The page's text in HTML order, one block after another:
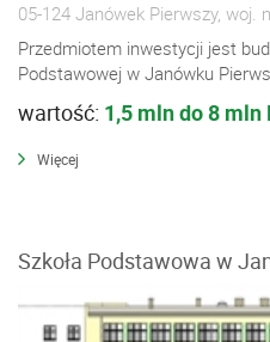
05-124 Janówek Pierwszy, woj.
Przedmiotem inwestycji jest
Podstawowej w Janówku
wartość: 1,5 mln do 8 mln
Więcej
Szkoła Podstawowa w